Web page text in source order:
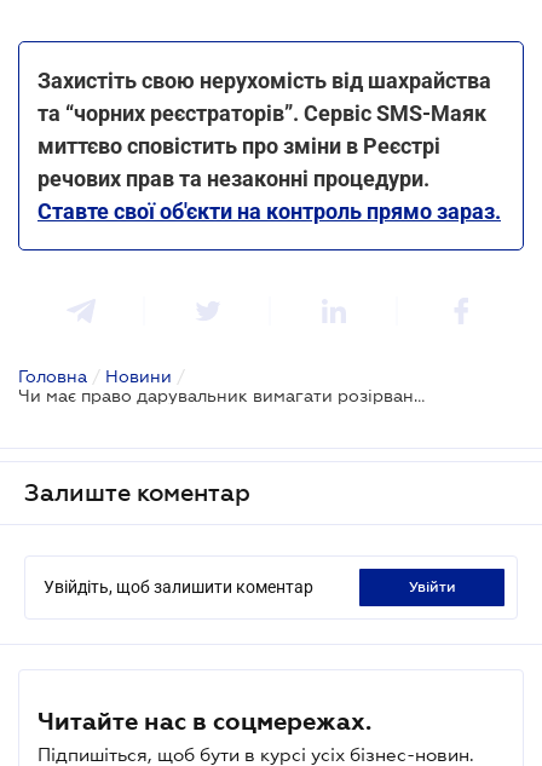
Захистіть свою нерухомість від шахрайства
та “чорних реєстраторів”. Сервіс SMS-Маяк
миттєво сповістить про зміни в Реєстрі
речових прав та незаконні процедури.
Ставте свої об'єкти на контроль прямо зараз.
Головна / Новини /
Чи має право дарувальник вимагати розірвання договору дарування: позиція ВС
Залиште коментар
Увійдіть, щоб залишити коментар увійти
Читайте нас в соцмережах.
Підпишіться, щоб бути в курсі усіх бізнес-новин.